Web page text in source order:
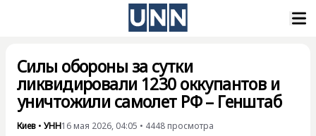
Силы обороны за сутки
ликвидировали 1230 оккупантов и
уничтожили самолет РФ – Генштаб
Киев • УНН16 мая 2026, 04:05 • 4448 просмотра